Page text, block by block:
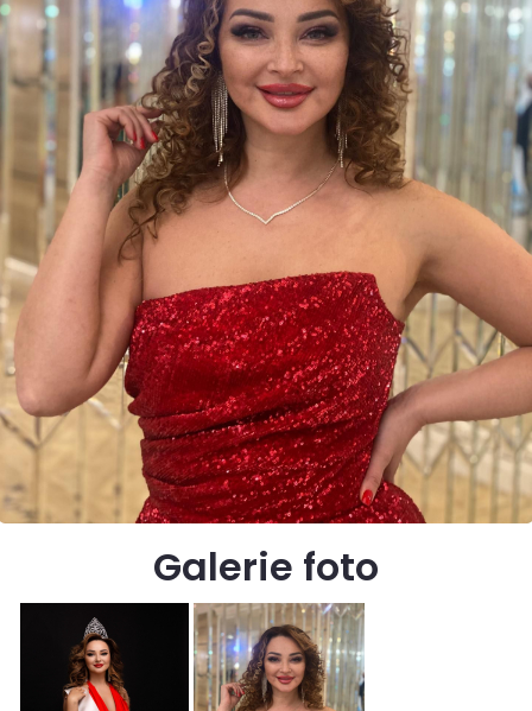
Galerie foto